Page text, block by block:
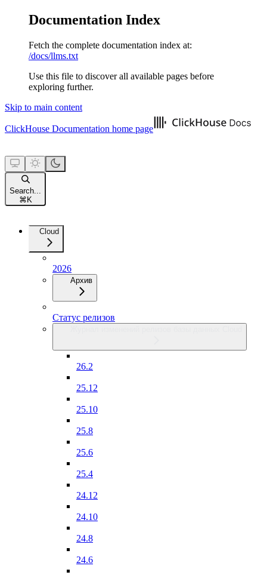
Documentation Index
Fetch the complete documentation index at:
/docs/llms.txt
Use this file to discover all available pages before
exploring further.
Skip to main content
ClickHouse Documentation home page
Search...
⌘ K
Cloud
2026
Архив
Статус релизов
26.2
25.12
25.10
25.8
25.6
25.4
24.12
24.10
24.8
24.6